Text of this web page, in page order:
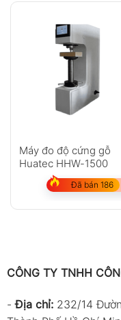
Máy đo độ cứng gỗ
Huatec HHW-1500
Đã bán 186
CÔNG TY TNHH
-Địa chỉ: 232/14